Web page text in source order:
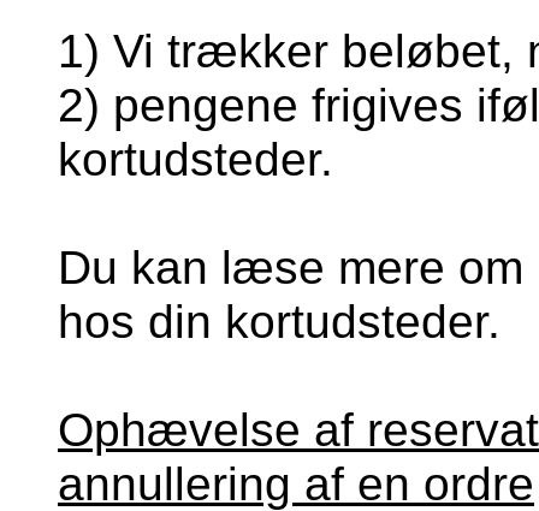
1) Vi trækker beløbet,
2) pengene frigives
kortudsteder.
Du kan læse mere om
hos din kortudsteder.
Ophævelse af
annullering af en ordre